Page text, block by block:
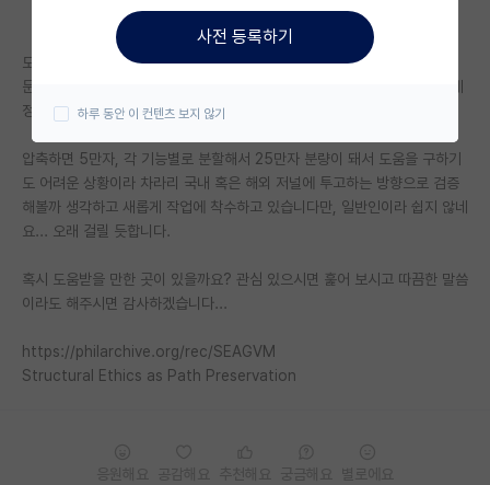
미국 대학원 합격 후기 게시판
대학원생 모집 게시판
연구실(PI) 홍보 게시판
석박사 채용 정보 게시판
임용 정보 게시판
학부 인턴 게시판
임용 후기 게시판
도덕/윤리학과 접점이 없었는데 어쩌다 보니 이론을 세우고 투박하나마 논
문화도 하게 되었습니다. 다른 목적이 있어서가 아니라, 외부에 보이고 이게
정말 제 망상에 불과한지, AI 에게 속아 쓴 글인지 확신이 없었거든요.
압축하면 5만자, 각 기능별로 분할해서 25만자 분량이 돼서 도움을 구하기
도 어려운 상황이라 차라리 국내 혹은 해외 저널에 투고하는 방향으로 검증
해볼까 생각하고 새롭게 작업에 착수하고 있습니다만, 일반인이라 쉽지 않네
요... 오래 걸릴 듯합니다.
혹시 도움받을 만한 곳이 있을까요? 관심 있으시면 훑어 보시고 따끔한 말씀
이라도 해주시면 감사하겠습니다...
https://philarchive.org/rec/SEAGVM
Structural Ethics as Path Preservation
사전 등록하기
하루 동안 이 컨텐츠 보지 않기